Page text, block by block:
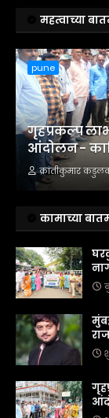
महत्वाच्या
pune
गृहप्रकल्प
आंदोलन -
क्रांतीकुमार
कामाच्या